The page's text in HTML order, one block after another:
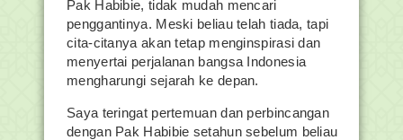
Pak Habibie, tidak mudah mencari
penggantinya. Meski beliau telah tiada, tapi
cita-citanya akan tetap menginspirasi dan
menyertai perjalanan bangsa Indonesia
mengharungi sejarah ke depan.
Saya teringat pertemuan dan perbincangan
dengan Pak Habibie setahun sebelum beliau